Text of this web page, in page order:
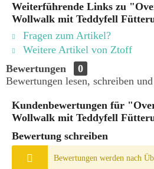
Weiterführende Links zu
Wollwalk mit Teddyfell
Fragen zum Artikel?
Weitere Artikel von Ztoff
Bewertungen
0
Bewertungen lesen, schreiben
Kundenbewertungen für
Wollwalk mit Teddyfell
Bewertung schreiben
Bewertungen werden nach